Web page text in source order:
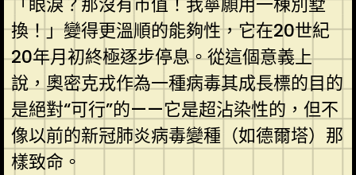
換！」變得更溫順的能夠性，它在20世紀
20年月初終極逐步停息。從這個意義上
說，奧密克戎作為一種病毒其成長標的目的
是絕對“可行”的——它是超沾染性的，但不
像以前的新冠肺炎病毒變種（如德爾塔）那
樣致命。